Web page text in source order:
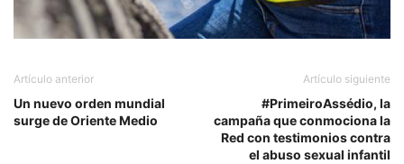
Artículo anterior
Un nuevo orden mundial
surge de Oriente Medio
Artículo siguiente
#PrimeiroAssédio, la
campaña que conmociona la
Red con testimonios contra
el abuso sexual infantil